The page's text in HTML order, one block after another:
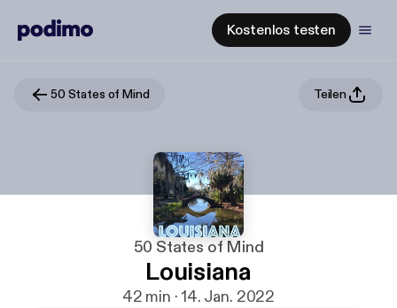
Kostenlos testen
50 States of Mind Teilen
50 States of Mind
Louisiana
42 min · 14. Jan. 2022